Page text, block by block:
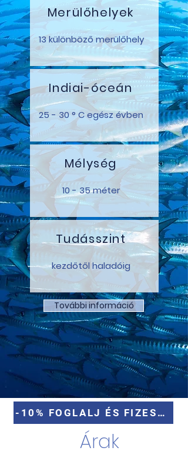
Merülőhelyek
13 különböző merülőhely
Indiai-óceán
25 - 30 ° C egész évben
Mélység
10 - 35 méter
Tudásszint
kezdőtől haladóig
További információ
-10% FOGLALJ ÉS FIZESS ONLINE
Árak